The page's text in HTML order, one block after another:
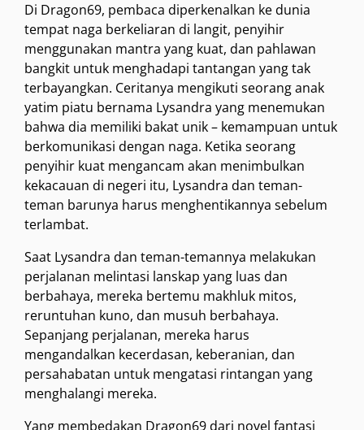
Di Dragon69, pembaca diperkenalkan ke dunia
tempat naga berkeliaran di langit, penyihir
menggunakan mantra yang kuat, dan pahlawan
bangkit untuk menghadapi tantangan yang tak
terbayangkan. Ceritanya mengikuti seorang anak
yatim piatu bernama Lysandra yang menemukan
bahwa dia memiliki bakat unik – kemampuan untuk
berkomunikasi dengan naga. Ketika seorang
penyihir kuat mengancam akan menimbulkan
kekacauan di negeri itu, Lysandra dan teman-
teman barunya harus menghentikannya sebelum
terlambat.
Saat Lysandra dan teman-temannya melakukan
perjalanan melintasi lanskap yang luas dan
berbahaya, mereka bertemu makhluk mitos,
reruntuhan kuno, dan musuh berbahaya.
Sepanjang perjalanan, mereka harus
mengandalkan kecerdasan, keberanian, dan
persahabatan untuk mengatasi rintangan yang
menghalangi mereka.
Yang membedakan Dragon69 dari novel fantasi